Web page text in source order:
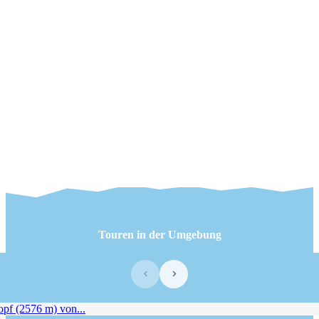
Touren in der Umgebung
‹ ›